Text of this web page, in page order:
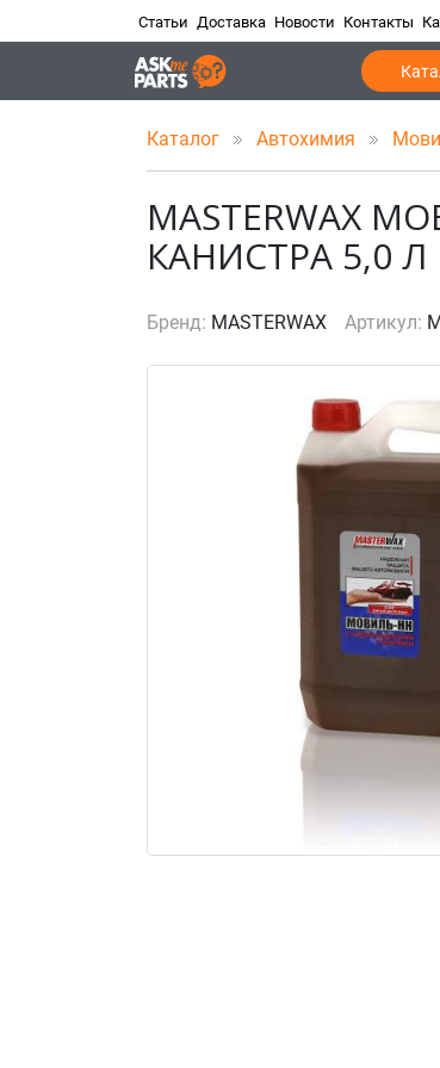
Статьи Доставка Новости Контакты
Каталог Автохимия
MASTERWAX
КАНИСТРА 5,0 Л
Бренд: MASTERWAX Артикул: